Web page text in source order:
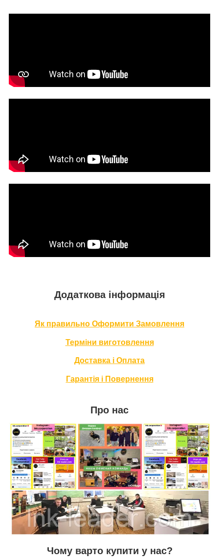
Додаткова інформація
Як правильно Оформити Замовлення
Терміни виготовлення
Доставка і Оплата
Гарантія і Повернення
Про нас
Чому варто купити у нас?